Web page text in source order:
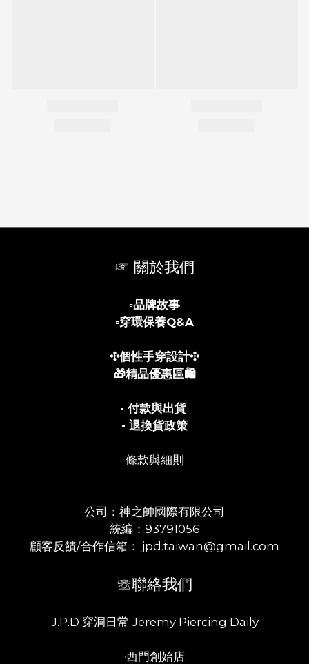
☞ 關於我們
▫️品牌故事
▫️穿環保養Q&A
✣個性手穿設計✣
🎁精品優惠區🛍️
• 付款與出貨
• 退換貨政策
條款與細則
公司：神之帥國際有限公司
統編：93791056
顧客反饋/合作信箱： jpd.taiwan@gmail.com
☏聯絡我們
J.P.D 穿洞日常 Jeremy Piercing Daily
▫️西門創始店: